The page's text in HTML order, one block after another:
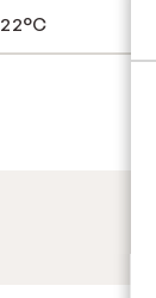
22°C